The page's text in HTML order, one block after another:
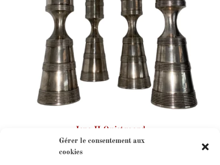
Gérer le consentement aux
cookies
Jens H Quistgaard